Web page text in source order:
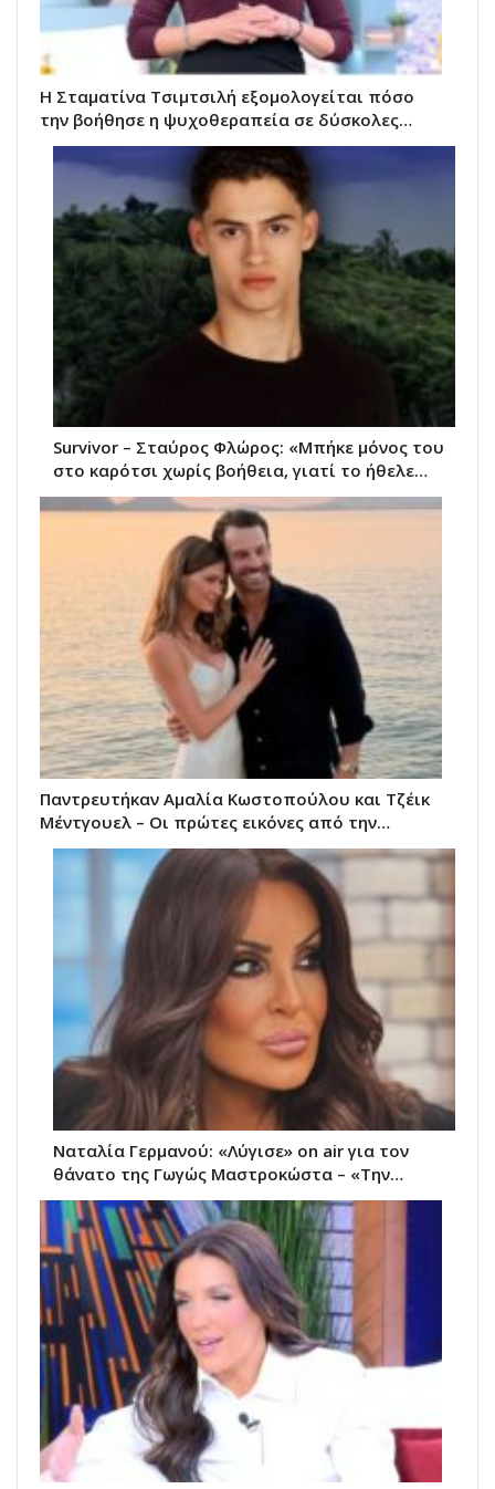
Η Σταματίνα Τσιμτσιλή εξομολογείται πόσο
την βοήθησε η ψυχοθεραπεία σε δύσκολες…
Survivor – Σταύρος Φλώρος: «Μπήκε μόνος του
στο καρότσι χωρίς βοήθεια, γιατί το ήθελε…
Παντρευτήκαν Αμαλία Κωστοπούλου και Τζέικ
Μέντγουελ – Οι πρώτες εικόνες από την…
Ναταλία Γερμανού: «Λύγισε» on air για τον
θάνατο της Γωγώς Μαστροκώστα – «Την…